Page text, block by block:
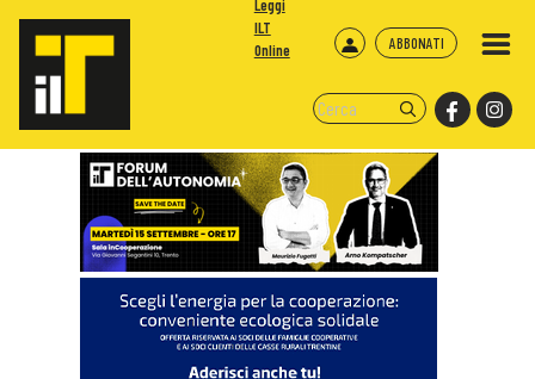
ABBONATI
Leggi
ILT
Online